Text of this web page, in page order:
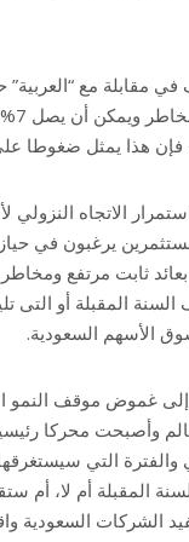
فإن هذا يمثل ضغوطا
الاتجاه
يرغبون في
ثابت مرتفع
المقبلة أو التى
الأسهم السعودية.
غموض موقف النمو
وأصبحت محركا
والفترة التي
المقبلة أم لا، أم
الشركات السعودية